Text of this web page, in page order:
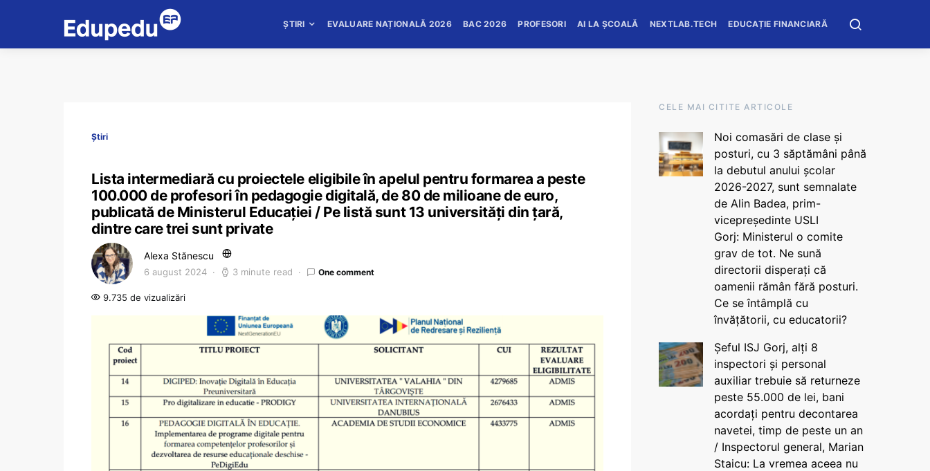
ȘTIRI EVALUARE NAȚIONALĂ 2026 BAC 2026 PROFESORI AI LA ȘCOALĂ NEXTLAB.TECH EDUCAȚIE FINANCIARĂ
Știri
Lista intermediară cu proiectele eligibile în apelul pentru formarea a peste
100.000 de profesori în pedagogie digitală, de 80 de milioane de euro,
publicată de Ministerul Educației / Pe listă sunt 13 universități din țară,
dintre care trei sunt private
Alexa Stănescu
6 august 2024 3 minute read One comment
9.735 de vizualizări
CELE MAI CITITE ARTICOLE
Noi comasări de clase și
posturi, cu 3 săptămâni până
la debutul anului școlar
2026-2027, sunt semnalate
de Alin Badea, prim-
vicepreședinte USLI
Gorj: Ministerul o comite
grav de tot. Ne sună
directorii disperați că
oamenii rămân fără posturi.
Ce se întâmplă cu
învățătorii, cu educatorii?
Șeful ISJ Gorj, alți 8
inspectori și personal
auxiliar trebuie să returneze
peste 55.000 de lei, bani
acordați pentru decontarea
navetei, timp de peste un an
/ Inspectorul general, Marian
Staicu: La vremea aceea nu